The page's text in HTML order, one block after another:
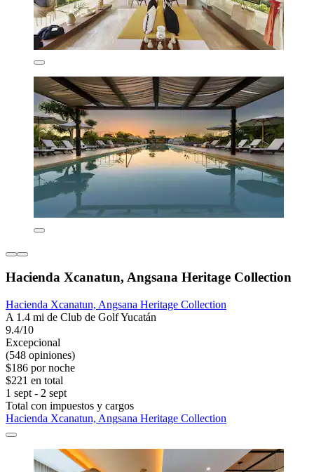
Hacienda Xcanatun, Angsana Heritage Collection
Hacienda Xcanatun, Angsana Heritage Collection
A 1.4 mi de Club de Golf Yucatán
9.4/10
Excepcional
(548 opiniones)
$186 por noche
$221 en total
1 sept - 2 sept
Total con impuestos y cargos
Hacienda Xcanatun, Angsana Heritage Collection